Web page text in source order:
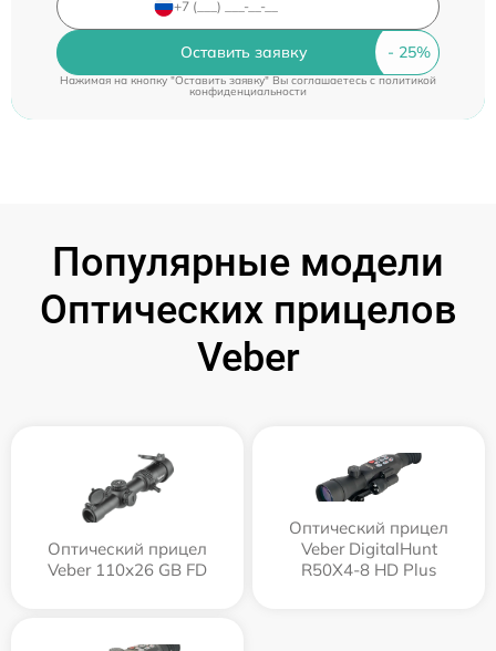
Оставить заявку
Нажимая на кнопку "Оставить заявку" Вы соглашаетесь cполитикой
конфиденциальности
Популярные модели
Оптических прицелов
Veber
Оптический прицел
Veber 110х26 GB FD
Оптический прицел
Veber DigitalHunt
R50X4-8 HD Plus